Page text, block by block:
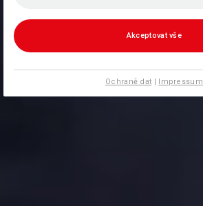
Akceptovat vše
Ochraně dat | Impressum